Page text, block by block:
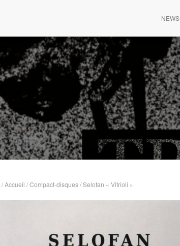
NEWS
/Accueil /Compact-disques/ Selofan « Vitrioli »